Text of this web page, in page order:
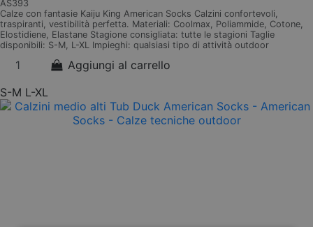
AS393
Calze con fantasie Kaiju King American Socks Calzini confortevoli,
traspiranti, vestibilità perfetta. Materiali: Coolmax, Poliammide, Cotone,
Elostidiene, Elastane Stagione consigliata: tutte le stagioni Taglie
disponibili: S-M, L-XL Impieghi: qualsiasi tipo di attività outdoor
Aggiungi al carrello
S-M L-XL